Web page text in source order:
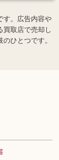
す。広告内容や
買取店で売却し
ひとつです。